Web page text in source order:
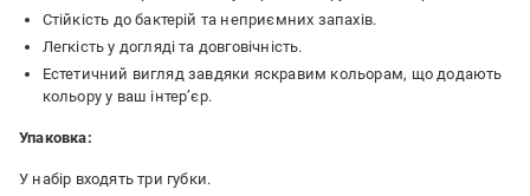
Стійкість до бактерій та неприємних запахів.
Легкість у догляді та довговічність.
Естетичний вигляд завдяки яскравим кольорам, що додають
кольору у ваш інтер’єр.
Упаковка:
У набір входять три губки.